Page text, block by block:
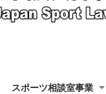
スポーツ相談室事業